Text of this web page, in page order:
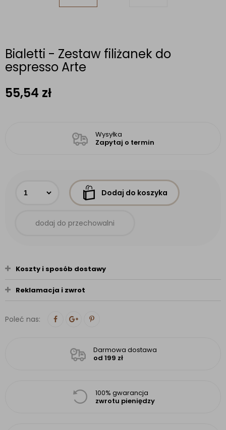
Bialetti - Zestaw filiżanek do
espresso Arte
55,54 zł
Wysyłka
Zapytaj o termin
Dodaj do koszyka
dodaj do przechowalni
Koszty i sposób dostawy
Reklamacja i zwrot
Poleć nas:
Darmowa dostawa
od 199 zł
100% gwarancja
zwrotu pieniędzy